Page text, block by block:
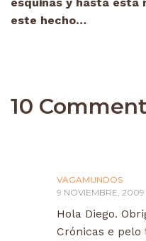
esquinas y hasta esta
este hecho…
10
VAGAMUNDOS
9 NOVIEMBRE,
Hola Diego.
Crónicas e pelo